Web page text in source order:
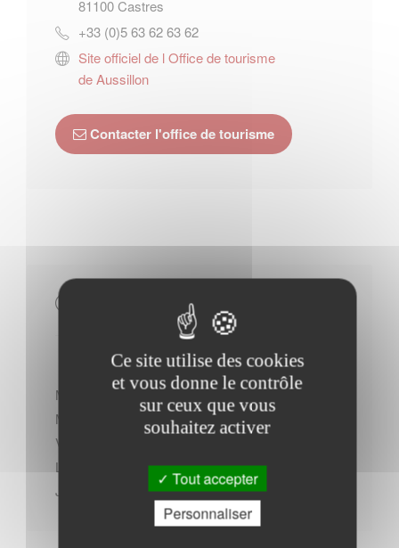
81100Castres
+33 (0)5 63 62 63 62
Site officiel de l Office de tourisme
de Aussillon
Contacter l'office de tourisme
Horaires Mairie
Mercredi : - 10h00 à 12h00 - 14h00 à 17h00
Mardi : - 14h00 à 19h00
Vendredi : - 10h00 à 12h00
Lundi : - 10h00 à 12h00
Jeudi : - 14h00 à 19h00
Ce site utilise des cookies
et vous donne le contrôle
sur ceux que vous
souhaitez activer
Tout accepter
Personnaliser